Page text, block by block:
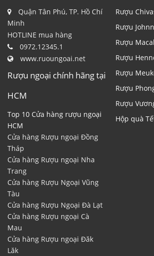
Quận Tân Phú, TP. Hồ Chí
Minh
HOTLINE mua hàng
0972.12345.1
www.ruoungoai.net
Rượu ngoại chính hãng tại
HCM
Top 10 Cửa hàng rượu ngoại
HCM
Cửa hàng Rượu ngoại Đồng
Tháp
Cửa hàng Rượu ngoại Nha
Trang
Cửa hàng Rượu Ngoại Vũng
Tàu
Cửa hàng Rượu Ngoại Đà Lạt
Cửa hàng Rượu ngoại Cà
Mau
Cửa hàng Rượu ngoại Đăk
Lăk
Rượu
Rượu
Rượu
Rượu
Rượu
Rượu
Rượu
Hộp quà